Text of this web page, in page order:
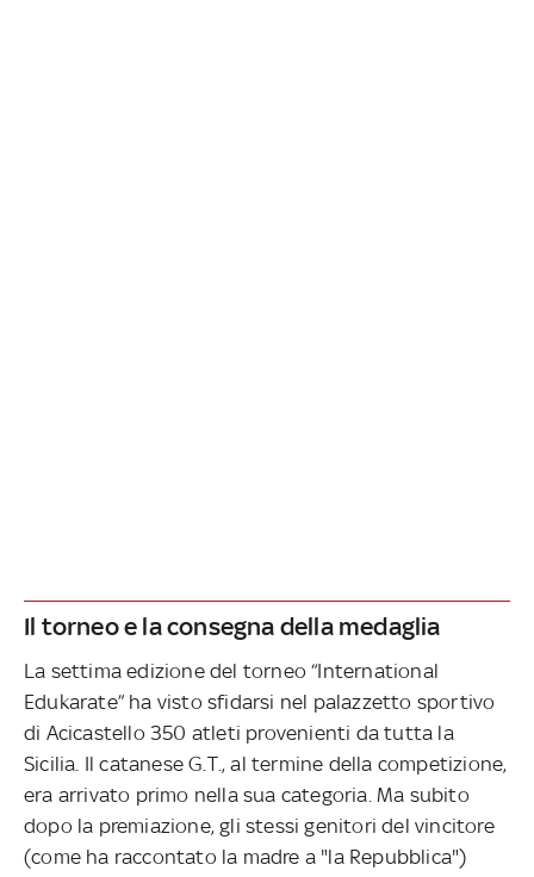
Il torneo e la consegna della medaglia
La settima edizione del torneo “International
Edukarate” ha visto sfidarsi nel palazzetto sportivo
di Acicastello 350 atleti provenienti da tutta la
Sicilia. Il catanese G.T., al termine della competizione,
era arrivato primo nella sua categoria. Ma subito
dopo la premiazione, gli stessi genitori del vincitore
(come ha raccontato la madre a "la Repubblica")